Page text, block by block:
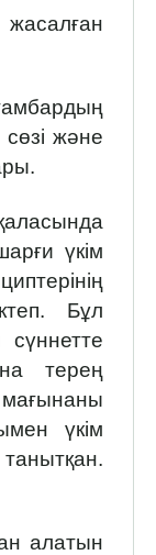
сөзі және
үкім
Бұл
сүннетте
терең
үкім
алатын